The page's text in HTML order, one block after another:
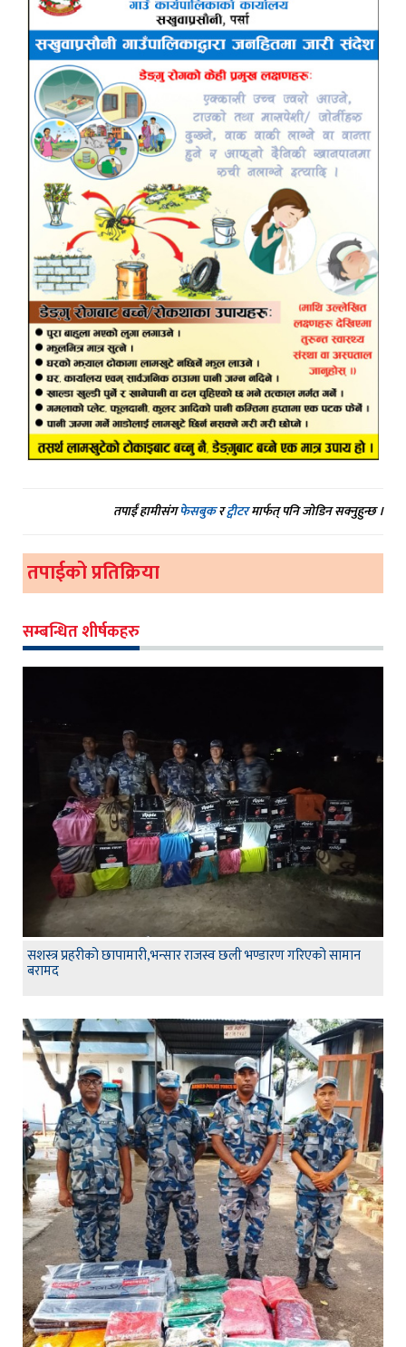
तपाईं हामीसंगफेसबुकरट्वीटरमार्फत् पनि जोडिन सक्नुहुन्छ ।
तपाईको प्रतिक्रिया
सम्बन्धित शीर्षकहरु
सशस्त्र प्रहरीको छापामारी,भन्सार राजस्व छली भण्डारण गरिएको सामान
बरामद